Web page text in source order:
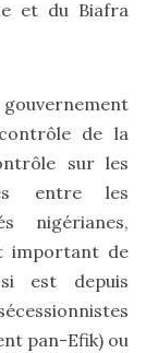
et du Biafra
de la
sur les
entre les
nigérianes,
important de
est depuis
pan-Efik) ou